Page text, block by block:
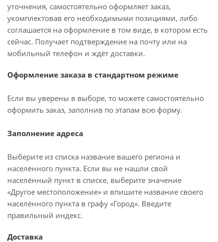
уточнения, самостоятельно оформляет заказ,
укомплектовав его необходимыми позициями, либо
соглашается на оформление в том виде, в котором есть
сейчас. Получает подтверждение на почту или на
мобильный телефон и ждёт доставки.
Оформление заказа в стандартном режиме
Если вы уверены в выборе, то можете самостоятельно
оформить заказ, заполнив по этапам всю форму.
Заполнение адреса
Выберите из списка название вашего региона и
населённого пункта. Если вы не нашли свой
населённый пункт в списке, выберите значение
«Другое местоположение» и впишите название своего
населённого пункта в графу «Город». Введите
правильный индекс.
Доставка